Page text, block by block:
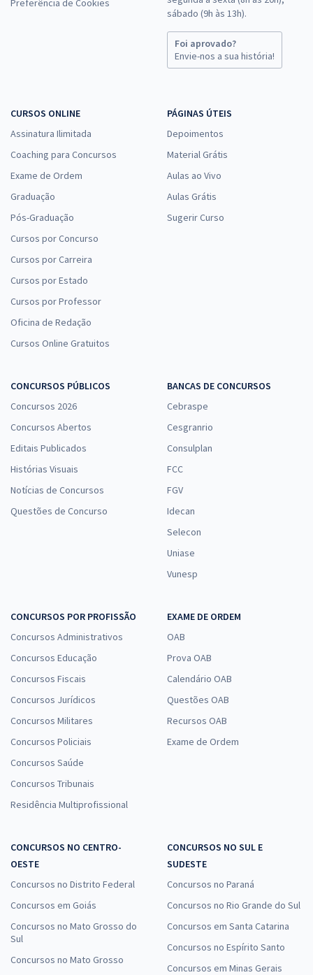
Preferência de Cookies
sábado (9h às 13h).
Foi aprovado?
Envie-nos a sua história!
CURSOS ONLINE
Assinatura Ilimitada
Coaching para Concursos
Exame de Ordem
Graduação
Pós-Graduação
Cursos por Concurso
Cursos por Carreira
Cursos por Estado
Cursos por Professor
Oficina de Redação
Cursos Online Gratuitos
PÁGINAS ÚTEIS
Depoimentos
Material Grátis
Aulas ao Vivo
Aulas Grátis
Sugerir Curso
CONCURSOS PÚBLICOS
Concursos 2026
Concursos Abertos
Editais Publicados
Histórias Visuais
Notícias de Concursos
Questões de Concurso
BANCAS DE CONCURSOS
Cebraspe
Cesgranrio
Consulplan
FCC
FGV
Idecan
Selecon
Uniase
Vunesp
CONCURSOS POR PROFISSÃO
Concursos Administrativos
Concursos Educação
Concursos Fiscais
Concursos Jurídicos
Concursos Militares
Concursos Policiais
Concursos Saúde
Concursos Tribunais
Residência Multiprofissional
EXAME DE ORDEM
OAB
Prova OAB
Calendário OAB
Questões OAB
Recursos OAB
Exame de Ordem
CONCURSOS NO CENTRO-
OESTE
Concursos no Distrito Federal
Concursos em Goiás
Concursos no Mato Grosso do
Sul
Concursos no Mato Grosso
CONCURSOS NO SUL E
SUDESTE
Concursos no Paraná
Concursos no Rio Grande do Sul
Concursos em Santa Catarina
Concursos no Espírito Santo
Concursos em Minas Gerais